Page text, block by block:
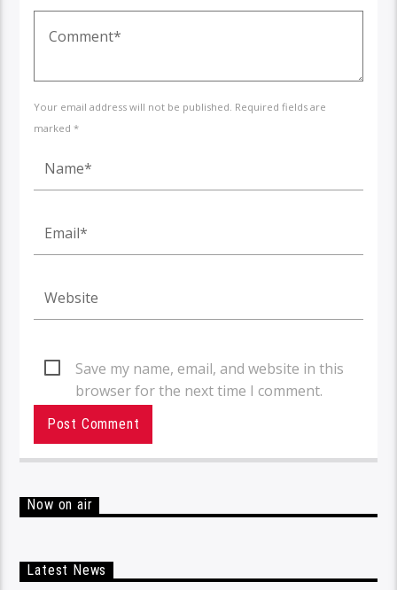
Your email address will not be published. Required fields are
marked *
Save my name, email, and website in this
browser for the next time I comment.
Now on air
Latest News